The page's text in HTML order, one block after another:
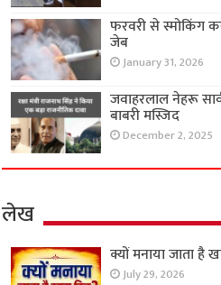
फरवरी से स्मोकिंग
जेब
January 31, 2026
जवाहरलाल नेहरू
बाबरी मस्जिद
December 2, 2025
लेख
क्यों मनाया जाता है
July 29, 2026